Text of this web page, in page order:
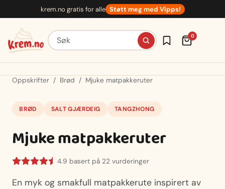
innhold
krem.no gratis for alle Støtt meg med Vipps!
Søk etter oppskrifter 0
Oppskrifter / Brød / Mjuke matpakkeruter
BRØD SALT GJÆRDEIG TANGZHONG
Mjuke matpakkeruter
4.9 basert på 22 vurderinger
En myk og smakfull matpakkerute inspirert av